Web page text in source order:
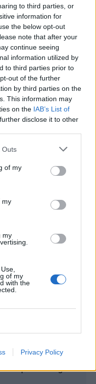
to third parties, or
information for
the below opt-out
note that after your
continue seeing
information utilized by
to third parties prior to
out of the further
by third parties on the
This information may
on the IAB’s List of
disclose it to other
Outs
of my
my
my
of my
with the
Privacy Policy
tre gli assenti
Oltre ad Acerbi e
infatti Ciro
da casa Lazio,
causata da un
Immobile non
vista della sfida di
Europa League.
per Romagnoli